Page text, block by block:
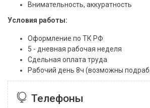
Внимательность, аккуратность
Условия работы:
Оформление по ТК РФ
5 - дневная рабочая неделя
Сдельная оплата труда
Рабочий день 8ч (возможны
Телефоны